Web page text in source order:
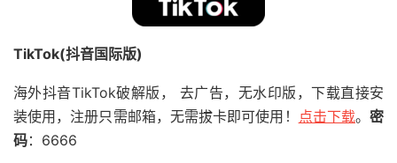
TikTok(抖音国际版)
海外抖音TikTok破解版， 去广告，无水印版，下载直接安
装使用，注册只需邮箱，无需拔卡即可使用！
点击下载。密
码：6666